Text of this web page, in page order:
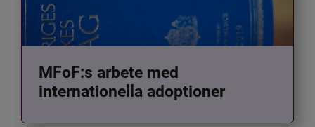
MFoF:s arbete med
internationella adoptioner